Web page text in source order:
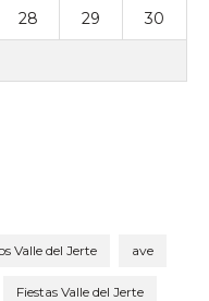
28 29 30
Valle del Jerte ave
Fiestas Valle del Jerte